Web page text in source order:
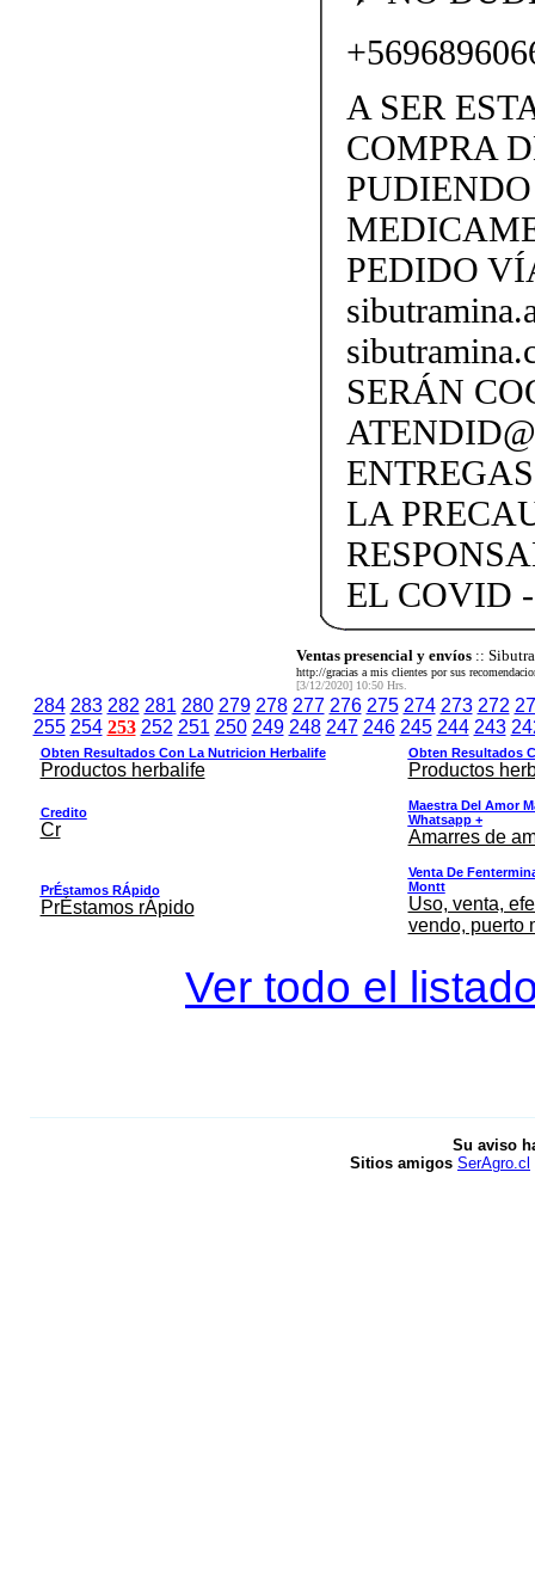
A SER
COMPRA
PEDIDO
SERÁN
LA
EL COVID
Ventas presencial y envíos ::
http://gracias a mis clientes por sus
[3/12/2020] 10:50 Hrs.
284 283 282 281 280 279 278 277 276 275 274 273 272
255 254 253 252 251 250 249 248 247 246 245 244 243
Obten Resultados Con La Nutricion Herbalife
Productos herbalife
Obten Resultados
Productos
Credito
Cr
Maestra Del Amor
Whatsapp +
Amarres de
PrÉstamos RÁpido
PrÉstamos rÁpido
Venta De
Montt
Uso, venta,
vendo, puerto
Ver todo el
Su aviso
Sitios amigos SerAgro.cl